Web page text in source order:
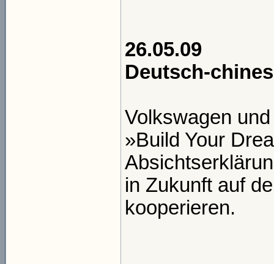
26.05.09
Deutsch-
Volkswagen
»Build Your
in Zukunft auf
kooperieren.